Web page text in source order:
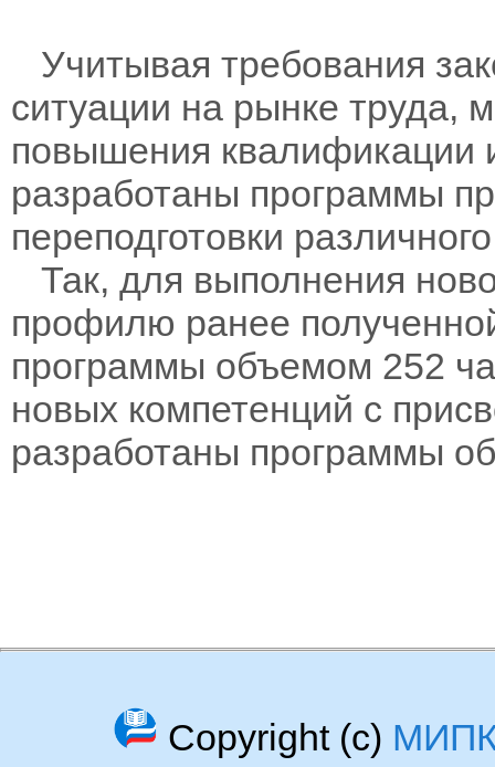
Учитывая требования
ситуации на рынке труда,
повышения квалификации
разработаны программы
переподготовки
Так, для выполнения
профилю ранее
программы объемом 252
новых компетенций с
разработаны программы
Copyright (c)